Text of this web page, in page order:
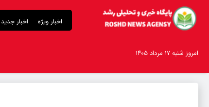
اخبار ویژه اخبار جدید
امروز شنبه ۱۷ مرداد ۱۴۰۵